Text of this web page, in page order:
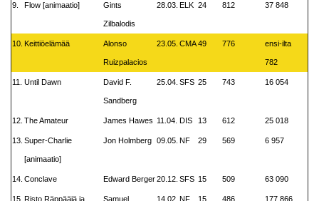
9. Flow [animaatio] Gints
Zilbalodis
28.03. ELK 24 812 37 848
10. Keittiöelämää Alonso
Ruizpalacios
23.05. CMA49 776 ensi-ilta
782
11. Until Dawn David F.
Sandberg
25.04. SFS 25 743 16 054
12. The Amateur James Hawes 11.04. DIS 13 612 25 018
13. Super-Charlie
[animaatio]
Jon Holmberg 09.05. NF 29 569 6 957
14. Conclave Edward Berger20.12. SFS 15 509 63 090
15. Risto Räppääjä ja Samuel 14.02. NF 15 486 177 866